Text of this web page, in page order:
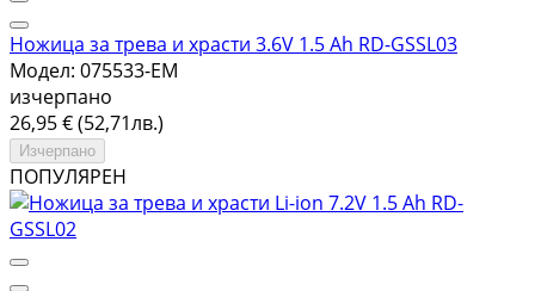
Ножица за трева и храсти 3.6V 1.5 Ah RD-GSSL03
Модел: 075533-EM
изчерпано
26,95 € (52,71лв.)
Изчерпано
ПОПУЛЯРЕН